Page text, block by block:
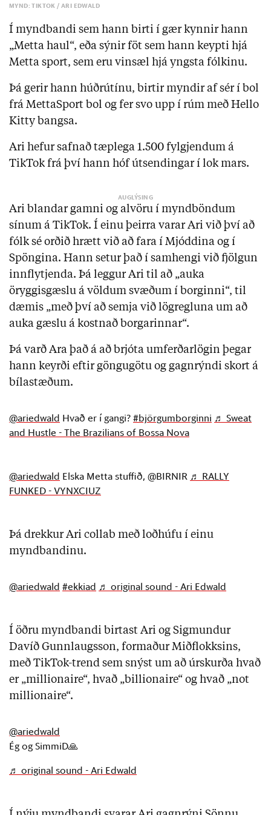
MYND: TIKTOK / ARI EDWALD
Í myndbandi sem hann birti í gær kynnir hann
„Metta haul“, eða sýnir föt sem hann keypti hjá
Metta sport, sem eru vinsæl hjá yngsta fólkinu.
Þá gerir hann húðrútínu, birtir myndir af sér í bol
frá MettaSport bol og fer svo upp í rúm með Hello
Kitty bangsa.
Ari hefur safnað tæplega 1.500 fylgjendum á
TikTok frá því hann hóf útsendingar í lok mars.
Ari blandar gamni og alvöru í myndböndum
sínum á TikTok. Í einu þeirra varar Ari við því að
fólk sé orðið hrætt við að fara í Mjóddina og í
Spöngina. Hann setur það í samhengi við fjölgun
innflytjenda. Þá leggur Ari til að „auka
öryggisgæslu á völdum svæðum í borginni“, til
dæmis „með því að semja við lögregluna um að
auka gæslu á kostnað borgarinnar“.
Þá varð Ara það á að brjóta umferðarlögin þegar
hann keyrði eftir göngugötu og gagnrýndi skort á
bílastæðum.
@ariedwald Hvað er í gangi? #björgumborginni ♬ Sweat
and Hustle - The Brazilians of Bossa Nova
@ariedwald Elska Metta stuffið, @BIRNIR ♬ RALLY
FUNKED - VYNXCIUZ
Þá drekkur Ari collab með loðhúfu í einu
myndbandinu.
@ariedwald #ekkiad ♬ original sound - Ari Edwald
Í öðru myndbandi birtast Ari og Sigmundur
Davíð Gunnlaugsson, formaður Miðflokksins,
með TikTok-trend sem snýst um að úrskurða hvað
er „millionaire“, hvað „billionaire“ og hvað „not
millionaire“.
@ariedwald
Ég og SimmiD🙏
♬ original sound - Ari Edwald